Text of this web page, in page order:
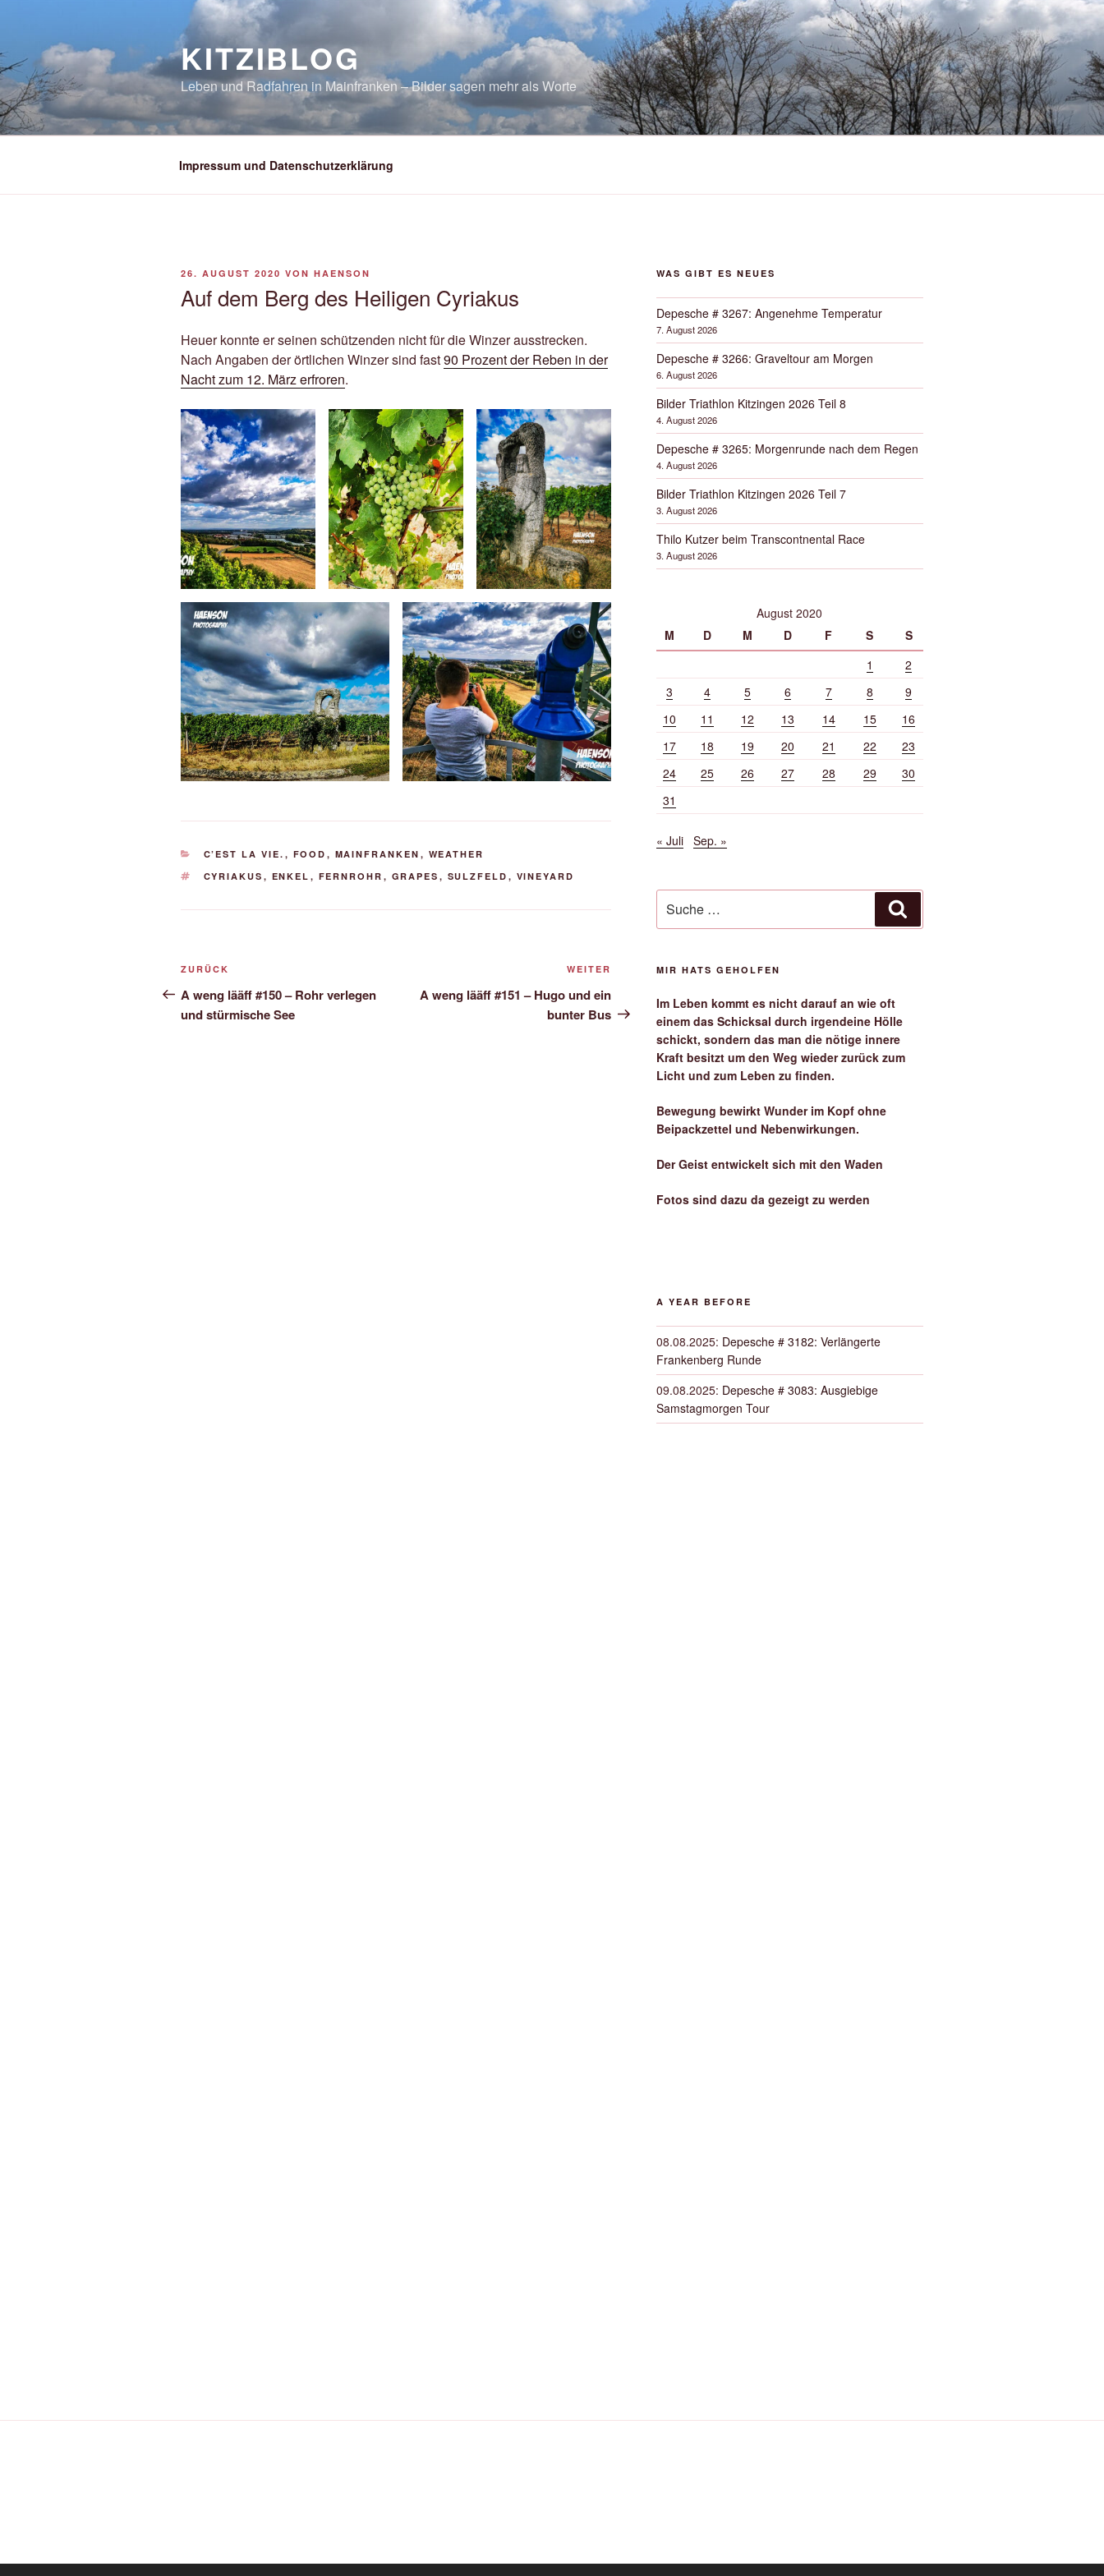
springen
KITZIBLOG
Leben und Radfahren in Mainfranken – Bilder sagen mehr als Worte
Impressum und Datenschutzerklärung
VERÖFFENTLICHT
26. AUGUST 2020 VON HAENSON
Auf dem Berg des Heiligen Cyriakus
Heuer konnte er seinen schützenden nicht für die Winzer ausstrecken.
Nach Angaben der örtlichen Winzer sind fast90 Prozent der Reben in der
Nacht zum 12. März erfroren.
KATEGORIEN
C’EST LA VIE. , FOOD , MAINFRANKEN , WEATHER
SCHLAGWÖRTER
CYRIAKUS , ENKEL , FERNROHR , GRAPES , SULZFELD , VINEYARD
Beitrags-
Navigation
Vorheriger
Beitrag
ZURÜCK
A weng lääff #150 – Rohr verlegen
und stürmische See
Nächster
Beitrag
WEITER
A weng lääff #151 – Hugo und ein
bunter Bus
WAS GIBT ES NEUES
Depesche # 3267: Angenehme Temperatur
7. August 2026
Depesche # 3266: Graveltour am Morgen
6. August 2026
Bilder Triathlon Kitzingen 2026 Teil 8
4. August 2026
Depesche # 3265: Morgenrunde nach dem Regen
4. August 2026
Bilder Triathlon Kitzingen 2026 Teil 7
3. August 2026
Thilo Kutzer beim Transcontnental Race
3. August 2026
August 2020
M
D M D F S
S
1
2
3
4 5 6 7 8
9
10
11 12 13 14 15
16
17
18 19 20 21 22
23
24
25 26 27 28 29
30
31
« Juli Sep. »
nach:
MIR HATS GEHOLFEN
Im Leben kommt es nicht darauf an wie oft
einem das Schicksal durch irgendeine Hölle
schickt, sondern das man die nötige innere
Kraft besitzt um den Weg wieder zurück zum
Licht und zum Leben zu finden.
Bewegung bewirkt Wunder im Kopf ohne
Beipackzettel und Nebenwirkungen.
Der Geist entwickelt sich mit den Waden
Fotos sind dazu da gezeigt zu werden
A YEAR BEFORE
08.08.2025: Depesche # 3182: Verlängerte
Frankenberg Runde
09.08.2025: Depesche # 3083: Ausgiebige
Samstagmorgen Tour